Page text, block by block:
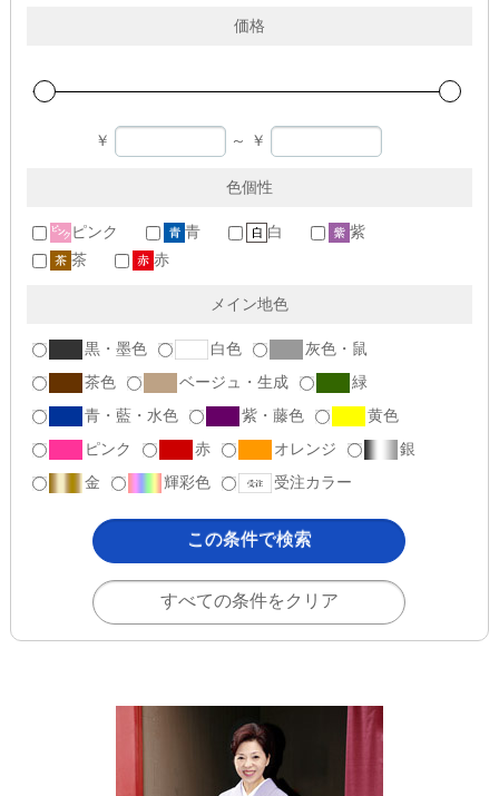
価格
￥ ～ ￥
色個性
ピンク 青 白
紫
茶
赤
メイン地色
黒・墨色 白色
灰色・鼠
茶色
ベージュ・生成
緑
青・藍・水色
紫・藤色
黄色
ピンク
赤 オレンジ
銀
金
輝彩色 受注カラー